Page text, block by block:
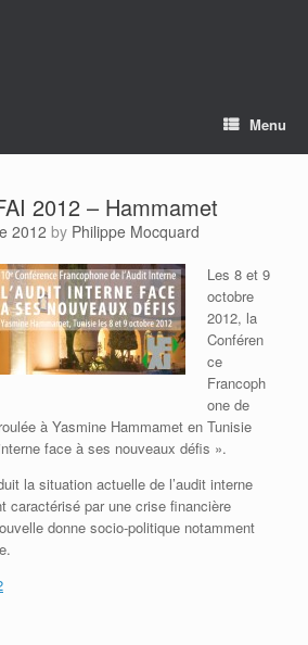
Menu
2012 – Hammamet
2012 by Philippe Mocquard
Les 8 et 9
octobre
2012, la
Conféren
ce
Francoph
one de
à Yasmine Hammamet en Tunisie
face à ses nouveaux défis ».
la situation actuelle de l’audit interne
caractérisé par une crise financière
donne socio-politique notamment